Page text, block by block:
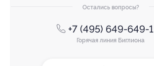
Остались вопросы?
+7 (495) 649-649-1
Горячая линия Биглиона